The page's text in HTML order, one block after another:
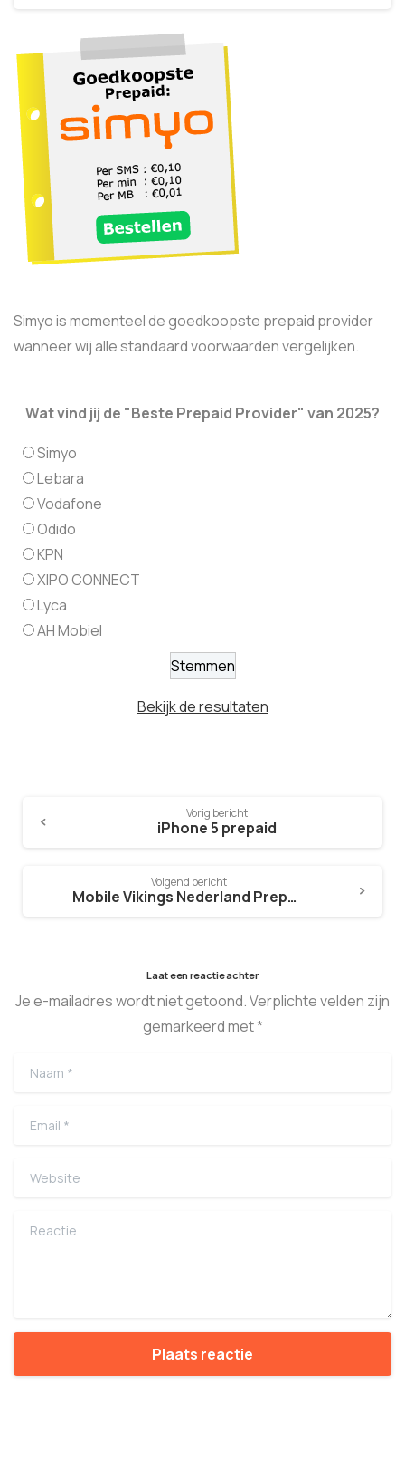
Simyo is momenteel de goedkoopste prepaid provider
wanneer wij alle standaard voorwaarden vergelijken.
Wat vind jij de "Beste Prepaid Provider" van 2025?
Simyo
Lebara
Vodafone
Odido
KPN
XIPO CONNECT
Lyca
AH Mobiel
Bekijk de resultaten
Vorig bericht
iPhone 5 prepaid
Volgend bericht
Mobile Vikings Nederland Prepaid
Laat een reactie achter
Je e-mailadres wordt niet getoond. Verplichte velden zijn
gemarkeerd met *
Naam
Email
Website
Reactie